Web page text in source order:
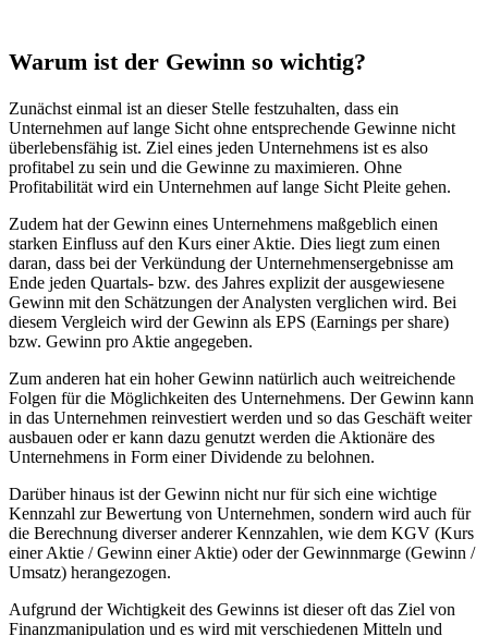
Warum ist der Gewinn so wichtig?
Zunächst einmal ist an dieser Stelle festzuhalten, dass ein
Unternehmen auf lange Sicht ohne entsprechende Gewinne nicht
überlebensfähig ist. Ziel eines jeden Unternehmens ist es also
profitabel zu sein und die Gewinne zu maximieren. Ohne
Profitabilität wird ein Unternehmen auf lange Sicht Pleite gehen.
Zudem hat der Gewinn eines Unternehmens maßgeblich einen
starken Einfluss auf den Kurs einer Aktie. Dies liegt zum einen
daran, dass bei der Verkündung der Unternehmensergebnisse am
Ende jeden Quartals- bzw. des Jahres explizit der ausgewiesene
Gewinn mit den Schätzungen der Analysten verglichen wird. Bei
diesem Vergleich wird der Gewinn als EPS (Earnings per share)
bzw. Gewinn pro Aktie angegeben.
Zum anderen hat ein hoher Gewinn natürlich auch weitreichende
Folgen für die Möglichkeiten des Unternehmens. Der Gewinn kann
in das Unternehmen reinvestiert werden und so das Geschäft weiter
ausbauen oder er kann dazu genutzt werden die Aktionäre des
Unternehmens in Form einer Dividende zu belohnen.
Darüber hinaus ist der Gewinn nicht nur für sich eine wichtige
Kennzahl zur Bewertung von Unternehmen, sondern wird auch für
die Berechnung diverser anderer Kennzahlen, wie dem KGV (Kurs
einer Aktie / Gewinn einer Aktie) oder der Gewinnmarge (Gewinn /
Umsatz) herangezogen.
Aufgrund der Wichtigkeit des Gewinns ist dieser oft das Ziel von
Finanzmanipulation und es wird mit verschiedenen Mitteln und